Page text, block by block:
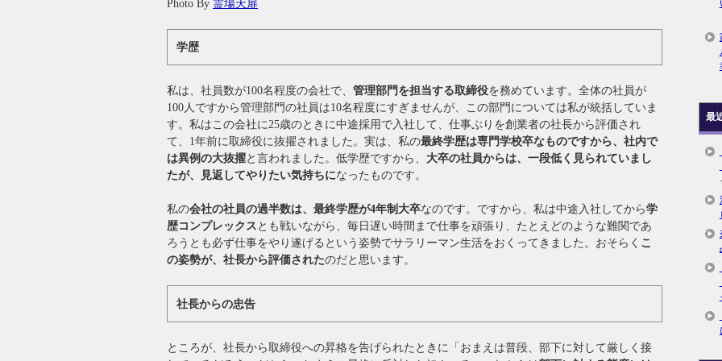
Photo By 霊場天扉
学歴
私は、社員数が100名程度の会社で、 管理部門を担当する取締役を務めています。全体の社員が
100人ですから管理部門の社員は10名程度にすぎませんが、この部門については私が統括していま
す。私はこの会社に25歳のときに中途採用で入社して、仕事ぶりを創業者の社長から評価され
て、1年前に取締役に抜擢されました。実は、私の最終学歴は専門学校卒なものですから、社内で
は異例の大抜擢と言われました。低学歴ですから、 大卒の社員からは、一段低く見られていまし
たが、見返してやりたい気持ちになったものです。
私の会社の社員の過半数は、最終学歴が4年制大卒なのです。ですから、私は中途入社してから学
歴コンプレックス とも戦いながら、毎日遅い時間まで仕事を頑張り、たとえどのような難関であ
ろうとも必ず仕事をやり遂げるという姿勢でサラリーマン生活をおくってきました。おそらく こ
の姿勢が、社長から評価されたのだと思います。
社長からの忠告
ところが、社長から取締役への昇格を告げられたときに「おまえは普段、部下に対して厳しく接
最